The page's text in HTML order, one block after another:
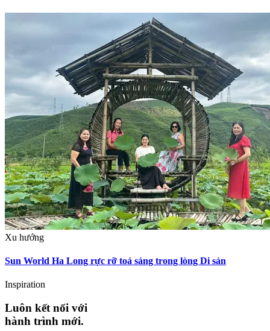
Xu hướng
Sun World Ha Long rực rỡ toả sáng trong lòng Di sản
Inspiration
Luôn kết nối với
hành trình mới.